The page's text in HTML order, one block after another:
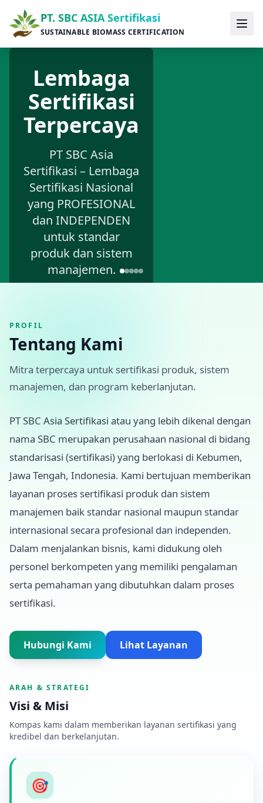
PT. SBC ASIA Sertifikasi
SUSTAINABLE BIOMASS CERTIFICATION
Lembaga
Sertifikasi
Terpercaya
PT SBC Asia
Sertifikasi – Lembaga
Sertifikasi Nasional
yang PROFESIONAL
dan INDEPENDEN
untuk standar
produk dan sistem
manajemen.
PROFIL
Tentang Kami
Mitra terpercaya untuk sertifikasi produk, sistem
manajemen, dan program keberlanjutan.
PT SBC Asia Sertifikasi atau yang lebih dikenal dengan
nama SBC merupakan perusahaan nasional di bidang
standarisasi (sertifikasi) yang berlokasi di Kebumen,
Jawa Tengah, Indonesia. Kami bertujuan memberikan
layanan proses sertifikasi produk dan sistem
manajemen baik standar nasional maupun standar
internasional secara profesional dan independen.
Dalam menjalankan bisnis, kami didukung oleh
personel berkompeten yang memiliki pengalaman
serta pemahaman yang dibutuhkan dalam proses
sertifikasi.
Hubungi Kami Lihat Layanan
ARAH & STRATEGI
Visi & Misi
Kompas kami dalam memberikan layanan sertifikasi yang
kredibel dan berkelanjutan.
🎯